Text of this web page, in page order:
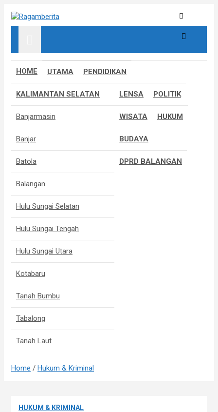
Ragamberita
Informatif, Edukatif & Inpiratif
HOME UTAMA PENDIDIKAN
KALIMANTAN SELATAN
Banjarmasin
Banjar
Batola
Balangan
Hulu Sungai Selatan
Hulu Sungai Tengah
Hulu Sungai Utara
Kotabaru
Tanah Bumbu
Tabalong
Tanah Laut
LENSA POLITIK
WISATA HUKUM
BUDAYA
DPRD BALANGAN
Home Hukum & Kriminal
HUKUM & KRIMINAL